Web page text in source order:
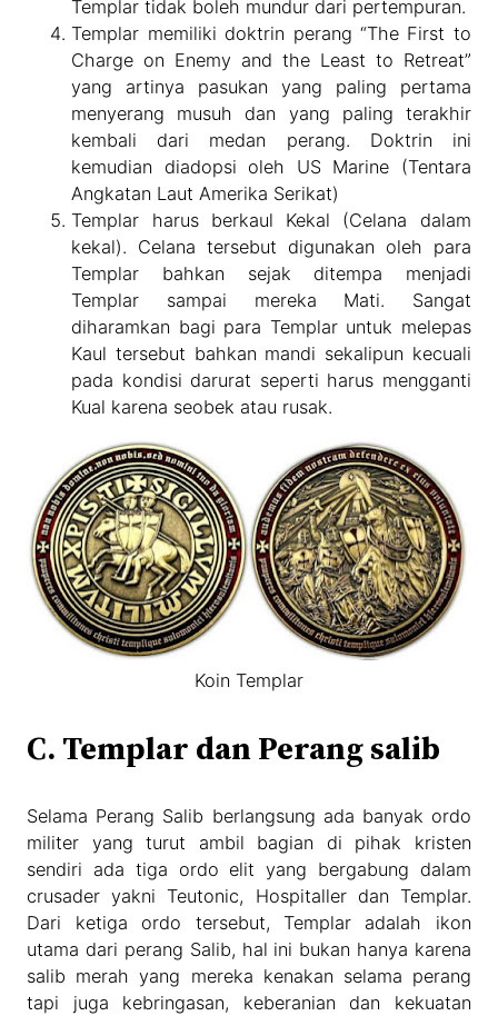
Templar tidak boleh mundur dari pertempuran.
Templar memiliki doktrin perang “The First to
Charge on Enemy and the Least to Retreat”
yang artinya pasukan yang paling pertama
menyerang musuh dan yang paling terakhir
kembali dari medan perang. Doktrin ini
kemudian diadopsi oleh US Marine (Tentara
Angkatan Laut Amerika Serikat)
Templar harus berkaul Kekal (Celana dalam
kekal). Celana tersebut digunakan oleh para
Templar bahkan sejak ditempa menjadi
Templar sampai mereka Mati. Sangat
diharamkan bagi para Templar untuk melepas
Kaul tersebut bahkan mandi sekalipun kecuali
pada kondisi darurat seperti harus mengganti
Kual karena seobek atau rusak.
Koin Templar
C. Templar dan Perang salib
Selama Perang Salib berlangsung ada banyak ordo
militer yang turut ambil bagian di pihak kristen
sendiri ada tiga ordo elit yang bergabung dalam
crusader yakni Teutonic, Hospitaller dan Templar.
Dari ketiga ordo tersebut, Templar adalah ikon
utama dari perang Salib, hal ini bukan hanya karena
salib merah yang mereka kenakan selama perang
tapi juga kebringasan, keberanian dan kekuatan